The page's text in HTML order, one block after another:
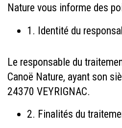
Nature vous informe des
1. Identité du
Le responsable du
Canoë Nature, ayant son
24370 VEYRIGNAC.
2. Finalités du